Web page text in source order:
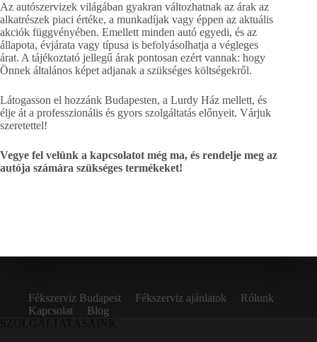
Az autószervizek világában gyakran változhatnak az árak az
alkatrészek piaci értéke, a munkadíjak vagy éppen az aktuális
akciók függvényében. Emellett minden autó egyedi, és az
állapota, évjárata vagy típusa is befolyásolhatja a végleges
árat. A tájékoztató jellegű árak pontosan ezért vannak: hogy
Önnek általános képet adjanak a szükséges költségekről.
Látogasson el hozzánk Budapesten, a Lurdy Ház mellett, és
élje át a professzionális és gyors szolgáltatás előnyeit. Várjuk
szeretettel!
Vegye fel velünk a kapcsolatot még ma, és rendelje meg az
autója számára szükséges termékeket!
Fékszerviz Budapest Fékszerviz ajánlatok
Rólunk
Kapcsolat
Blog
SZOLGÁLTATÁSAINK